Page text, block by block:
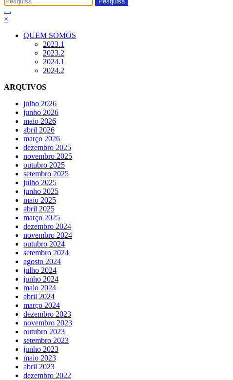
×
QUEM SOMOS
2023.1
2023.2
2024.1
2024.2
ARQUIVOS
julho 2026
junho 2026
maio 2026
abril 2026
março 2026
dezembro 2025
novembro 2025
outubro 2025
setembro 2025
julho 2025
junho 2025
maio 2025
abril 2025
março 2025
dezembro 2024
novembro 2024
outubro 2024
setembro 2024
agosto 2024
julho 2024
junho 2024
maio 2024
abril 2024
março 2024
dezembro 2023
novembro 2023
outubro 2023
setembro 2023
junho 2023
maio 2023
abril 2023
dezembro 2022